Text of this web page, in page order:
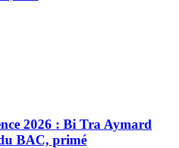
2026 : Bi Tra Aymard
BAC, primé